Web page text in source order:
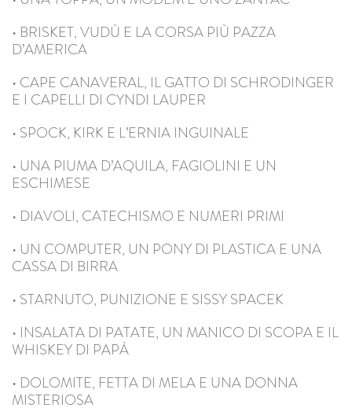
• BRISKET, VUDÙ E LA CORSA PIÙ PAZZA
D’AMERICA
• CAPE CANAVERAL, IL GATTO DI SCHRODINGER
E I CAPELLI DI CYNDI LAUPER
• SPOCK, KIRK E L’ERNIA INGUINALE
• UNA PIUMA D’AQUILA, FAGIOLINI E UN
ESCHIMESE
• DIAVOLI, CATECHISMO E NUMERI PRIMI
• UN COMPUTER, UN PONY DI PLASTICA E UNA
CASSA DI BIRRA
• STARNUTO, PUNIZIONE E SISSY SPACEK
• INSALATA DI PATATE, UN MANICO DI SCOPA E IL
WHISKEY DI PAPÀ
• DOLOMITE, FETTA DI MELA E UNA DONNA
MISTERIOSA